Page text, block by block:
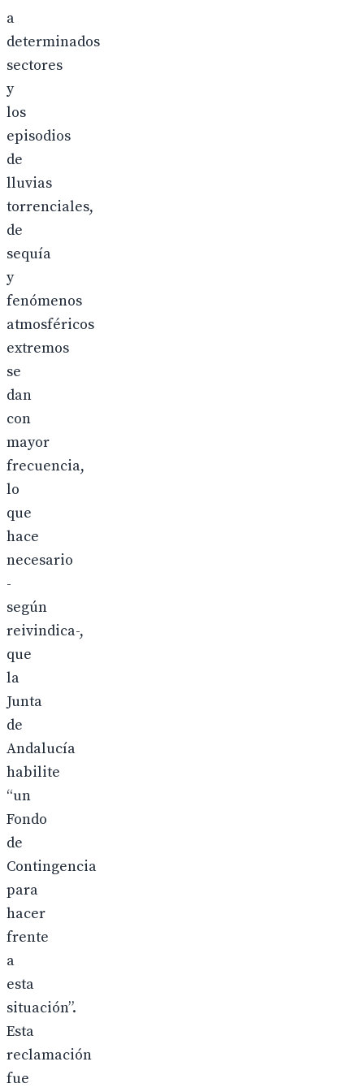
a
determinados
sectores
y
los
episodios
de
lluvias
torrenciales,
de
sequía
y
fenómenos
atmosféricos
extremos
se
dan
con
mayor
frecuencia,
lo
que
hace
necesario
-
según
reivindica-,
que
la
Junta
de
Andalucía
habilite
“un
Fondo
de
Contingencia
para
hacer
frente
a
esta
situación”.
Esta
reclamación
fue